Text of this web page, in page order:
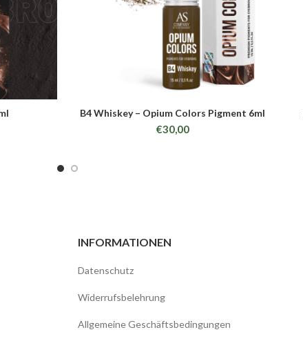
ADD TO CART
B4 Whiskey – Opium Colors Pigment 6ml
€30,00
INFORMATIONEN
Datenschutz
Widerrufsbelehrung
Allgemeine Geschäftsbedingungen